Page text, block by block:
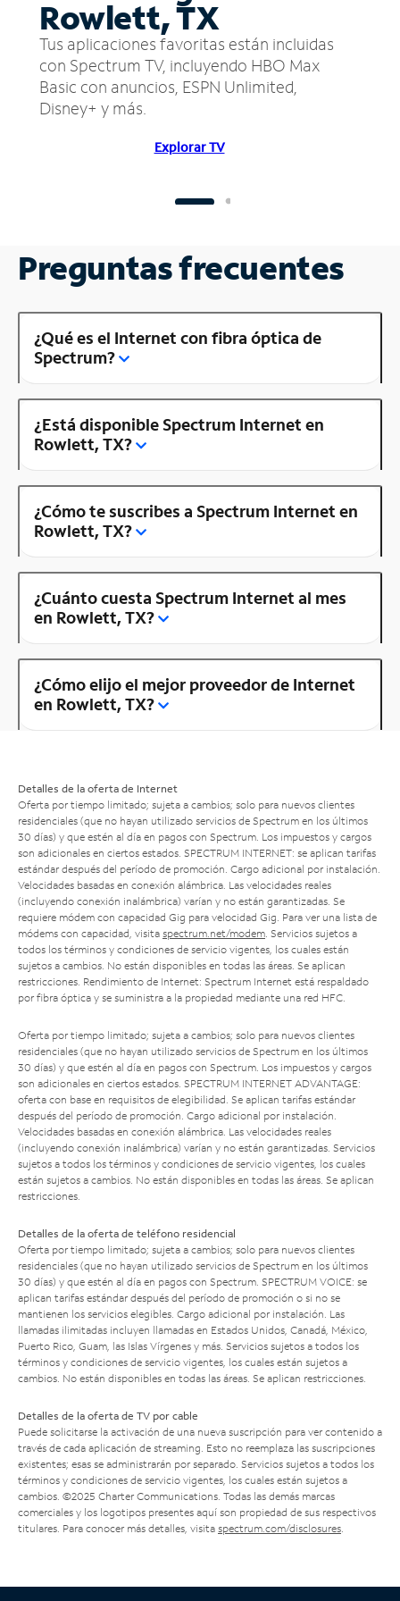
Rowlett, TX
Tus aplicaciones favoritas están incluidas
con Spectrum TV, incluyendo HBO Max
Basic con anuncios, ESPN Unlimited,
Disney+ y más.
Explorar TV
Preguntas frecuentes
¿Qué es el Internet con fibra óptica de
Spectrum?
¿Está disponible Spectrum Internet en
Rowlett, TX?
¿Cómo te suscribes a Spectrum Internet en
Rowlett, TX?
¿Cuánto cuesta Spectrum Internet al mes
en Rowlett, TX?
¿Cómo elijo el mejor proveedor de Internet
en Rowlett, TX?
Detalles de la oferta de Internet
Oferta por tiempo limitado; sujeta a cambios; solo para nuevos clientes
residenciales (que no hayan utilizado servicios de Spectrum en los últimos
30 días) y que estén al día en pagos con Spectrum. Los impuestos y cargos
son adicionales en ciertos estados. SPECTRUM INTERNET: se aplican tarifas
estándar después del período de promoción. Cargo adicional por instalación.
Velocidades basadas en conexión alámbrica. Las velocidades reales
(incluyendo conexión inalámbrica) varían y no están garantizadas. Se
requiere módem con capacidad Gig para velocidad Gig. Para ver una lista de
módems con capacidad, visita spectrum.net/modem . Servicios sujetos a
todos los términos y condiciones de servicio vigentes, los cuales están
sujetos a cambios. No están disponibles en todas las áreas. Se aplican
restricciones. Rendimiento de Internet: Spectrum Internet está respaldado
por fibra óptica y se suministra a la propiedad mediante una red HFC.
Oferta por tiempo limitado; sujeta a cambios; solo para nuevos clientes
residenciales (que no hayan utilizado servicios de Spectrum en los últimos
30 días) y que estén al día en pagos con Spectrum. Los impuestos y cargos
son adicionales en ciertos estados. SPECTRUM INTERNET ADVANTAGE:
oferta con base en requisitos de elegibilidad. Se aplican tarifas estándar
después del período de promoción. Cargo adicional por instalación.
Velocidades basadas en conexión alámbrica. Las velocidades reales
(incluyendo conexión inalámbrica) varían y no están garantizadas. Servicios
sujetos a todos los términos y condiciones de servicio vigentes, los cuales
están sujetos a cambios. No están disponibles en todas las áreas. Se aplican
restricciones.
Detalles de la oferta de teléfono residencial
Oferta por tiempo limitado; sujeta a cambios; solo para nuevos clientes
residenciales (que no hayan utilizado servicios de Spectrum en los últimos
30 días) y que estén al día en pagos con Spectrum. SPECTRUM VOICE: se
aplican tarifas estándar después del período de promoción o si no se
mantienen los servicios elegibles. Cargo adicional por instalación. Las
llamadas ilimitadas incluyen llamadas en Estados Unidos, Canadá, México,
Puerto Rico, Guam, las Islas Vírgenes y más. Servicios sujetos a todos los
términos y condiciones de servicio vigentes, los cuales están sujetos a
cambios. No están disponibles en todas las áreas. Se aplican restricciones.
Detalles de la oferta de TV por cable
Puede solicitarse la activación de una nueva suscripción para ver contenido a
través de cada aplicación de streaming. Esto no reemplaza las suscripciones
existentes; esas se administrarán por separado. Servicios sujetos a todos los
términos y condiciones de servicio vigentes, los cuales están sujetos a
cambios. ©2025 Charter Communications. Todas las demás marcas
comerciales y los logotipos presentes aquí son propiedad de sus respectivos
titulares. Para conocer más detalles, visita spectrum.com/disclosures